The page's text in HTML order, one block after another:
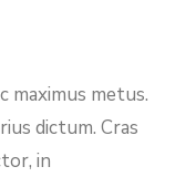
maximus metus.
dictum. Cras
in